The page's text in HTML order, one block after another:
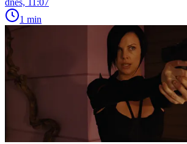
dnes, 11:07
1 min